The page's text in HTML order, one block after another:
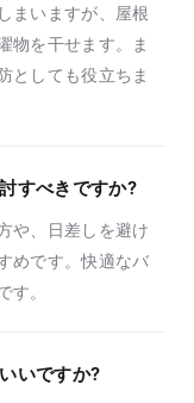
まいますが、屋根
物を干せます。ま
としても役立ちま
すべきですか?
や、日差しを避け
めです。快適なバ
す。
いですか?